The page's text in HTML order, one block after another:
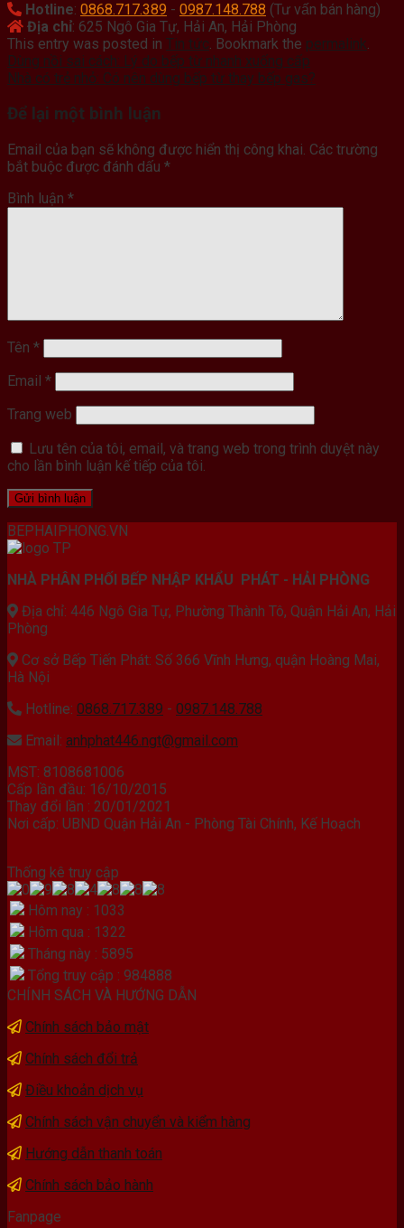
Hotline: 0868.717.389 - 0987.148.788 (Tư vấn bán hàng)
Địa chỉ: 625 Ngô Gia Tự, Hải An, Hải Phòng
This entry was posted in Tin tức. Bookmark the permalink.
Dùng nồi sai cách: Lý do bếp từ nhanh xuống cấp
Nhà có trẻ nhỏ: Có nên dùng bếp từ thay bếp gas?
Để lại một bình luận
Email của bạn sẽ không được hiển thị công khai. Các trường
bắt buộc được đánh dấu *
Bình luận *
Tên *
Email *
Trang web
Lưu tên của tôi, email, và trang web trong trình duyệt này
cho lần bình luận kế tiếp của tôi.
BEPHAIPHONG.VN
NHÀ PHÂN PHỐI BẾP NHẬP KHẨU PHÁT - HẢI PHÒNG
Địa chỉ: 446 Ngô Gia Tự, Phường Thành Tô, Quận Hải An, Hải
Phòng
Cơ sở Bếp Tiến Phát: Số 366 Vĩnh Hưng, quận Hoàng Mai,
Hà Nội
Hotline: 0868.717.389 - 0987.148.788
Email: anhphat446.ngt@gmail.com
MST: 8108681006
Cấp lần đầu: 16/10/2015
Thay đổi lần : 20/01/2021
Nơi cấp: UBND Quận Hải An - Phòng Tài Chính, Kế Hoạch
Thống kê truy cập
Hôm nay : 1033
Hôm qua : 1322
Tháng này : 5895
Tổng truy cập : 984888
CHÍNH SÁCH VÀ HƯỚNG DẪN
Chính sách bảo mật
Chính sách đổi trả
Điều khoản dịch vụ
Chính sách vận chuyển và kiểm hàng
Hướng dẫn thanh toán
Chính sách bảo hành
Fanpage